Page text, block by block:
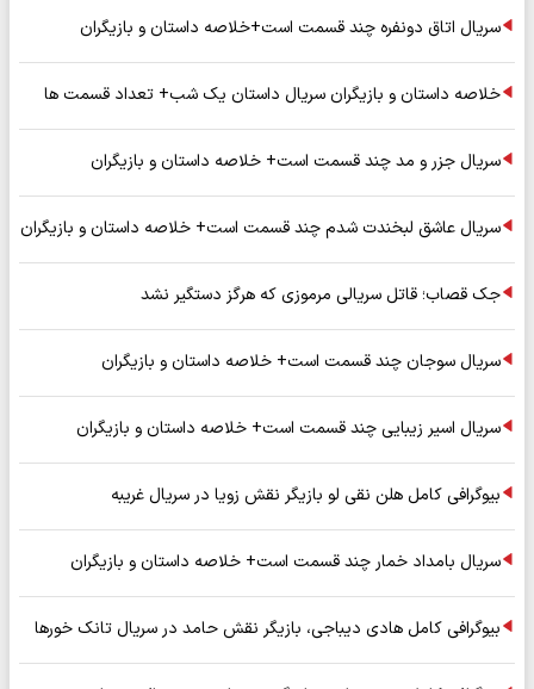
سریال اتاق دونفره چند قسمت است+خلاصه داستان و بازیگران
خلاصه داستان و بازیگران سریال داستان یک شب+ تعداد قسمت ها
سریال جزر و مد چند قسمت است+ خلاصه داستان و بازیگران
سریال عاشق لبخندت شدم چند قسمت است+ خلاصه داستان و بازیگران
جک قصاب؛ قاتل سریالی مرموزی که هرگز دستگیر نشد
سریال سوجان چند قسمت است+ خلاصه داستان و بازیگران
سریال اسیر زیبایی چند قسمت است+ خلاصه داستان و بازیگران
بیوگرافی کامل هلن نقی لو بازیگر نقش زویا در سریال غریبه
سریال بامداد خمار چند قسمت است+ خلاصه داستان و بازیگران
بیوگرافی کامل هادی دیباجی، بازیگر نقش حامد در سریال تانک خورها